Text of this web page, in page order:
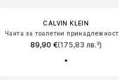
CALVIN KLEIN
89,90 €(175,83 лв.³)